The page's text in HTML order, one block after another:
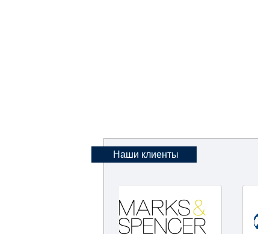
Наши клиенты